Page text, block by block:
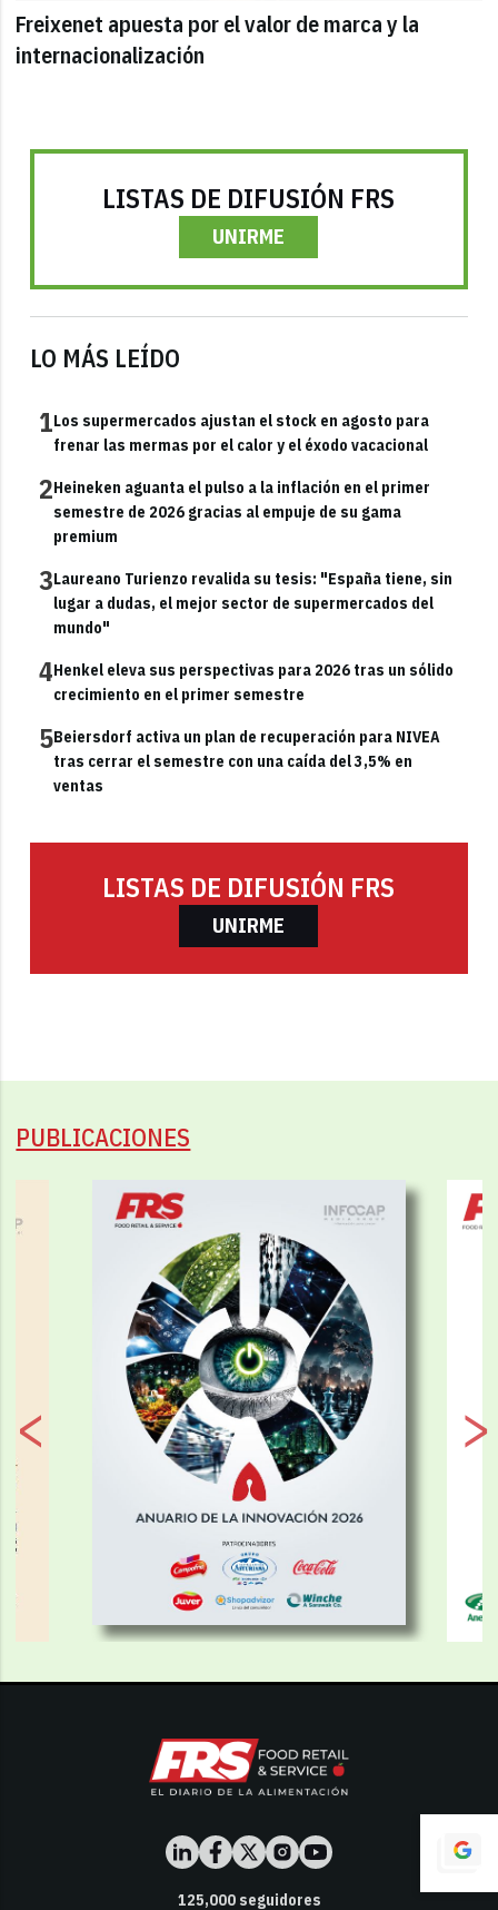
Freixenet apuesta por el valor de marca y la
internacionalización
LISTAS DE DIFUSIÓN FRS
UNIRME
LO MÁS LEÍDO
1Los supermercados ajustan el stock en agosto para
frenar las mermas por el calor y el éxodo vacacional
2Heineken aguanta el pulso a la inflación en el primer
semestre de 2026 gracias al empuje de su gama
premium
3Laureano Turienzo revalida su tesis: "España tiene, sin
lugar a dudas, el mejor sector de supermercados del
mundo"
4Henkel eleva sus perspectivas para 2026 tras un sólido
crecimiento en el primer semestre
5Beiersdorf activa un plan de recuperación para NIVEA
tras cerrar el semestre con una caída del 3,5% en
ventas
LISTAS DE DIFUSIÓN FRS
UNIRME
PUBLICACIONES
125,000seguidores